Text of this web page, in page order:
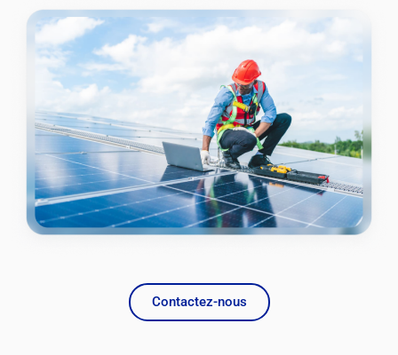
Contactez-nous